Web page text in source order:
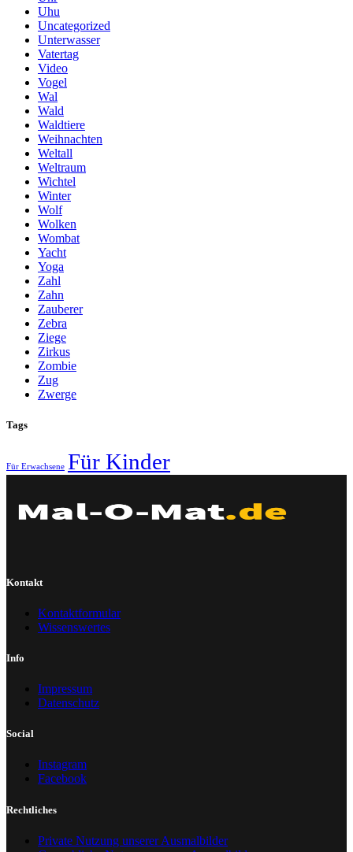
Uhu
Uncategorized
Unterwasser
Vatertag
Video
Vogel
Wal
Wald
Waldtiere
Weihnachten
Weltall
Weltraum
Wichtel
Winter
Wolf
Wolken
Wombat
Yacht
Yoga
Zahl
Zahn
Zauberer
Zebra
Ziege
Zirkus
Zombie
Zug
Zwerge
Tags
Für Erwachsene Für Kinder
Kontakt
Kontaktformular
Wissenswertes
Info
Impressum
Datenschutz
Social
Instagram
Facebook
Rechtliches
Private Nutzung unserer Ausmalbilder